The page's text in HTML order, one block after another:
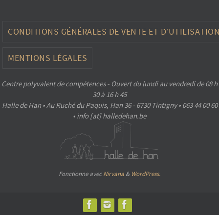
CONDITIONS GÉNÉRALES DE VENTE ET
MENTIONS LÉGALES
Centre polyvalent de compétences - Ouvert du lundi au vendredi de 08 h
30 à 16 h 45
Halle de Han • Au Ruché du Paquis, Han 36 - 6730 Tintigny • 063 44 00 60
• info [at] halledehan.be
Fonctionne avecNirvana & WordPress.